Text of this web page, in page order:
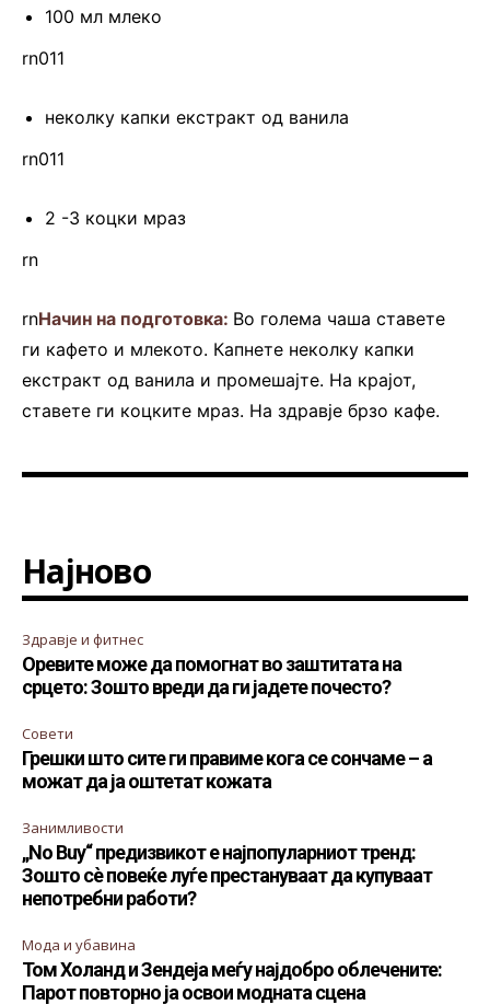
100 мл млеко
rn011
неколку капки екстракт од ванила
rn011
2 -3 коцки мраз
rn
rnНачин на подготовка: Во голема чаша ставете
ги кафето и млекото. Капнете неколку капки
екстракт од ванила и промешајте. На крајот,
ставете ги коцките мраз. На здравје брзо кафе.
Најново
Здравје и фитнес
Оревите може да помогнат во заштитата на
срцето: Зошто вреди да ги јадете почесто?
Совети
Грешки што сите ги правиме кога се сончаме – а
можат да ја оштетат кожата
Занимливости
„No Buy“ предизвикот е најпопуларниот тренд:
Зошто сè повеќе луѓе престануваат да купуваат
непотребни работи?
Мода и убавина
Том Холанд и Зендеја меѓу најдобро облечените:
Парот повторно ја освои модната сцена